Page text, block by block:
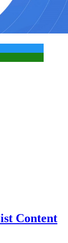
Content